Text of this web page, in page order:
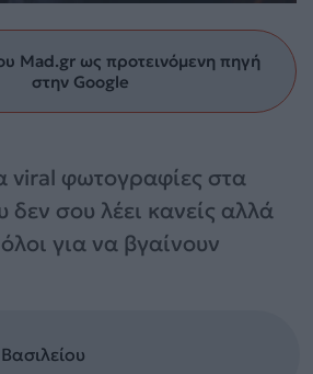
Mad.gr ως προτεινόμενη πηγή
στην Google
viral φωτογραφίες στα
σου λέει κανείς αλλά
για να βγαίνουν